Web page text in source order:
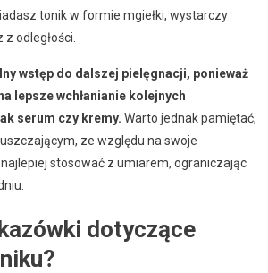
tonik w formie mgiełki, wystarczy
odległości.
wstęp do dalszej pielęgnacji, ponieważ
lepsze wchłanianie kolejnych
serum czy kremy. Warto jednak pamiętać,
ze względu na swoje
stosować z umiarem, ograniczając
dotyczące